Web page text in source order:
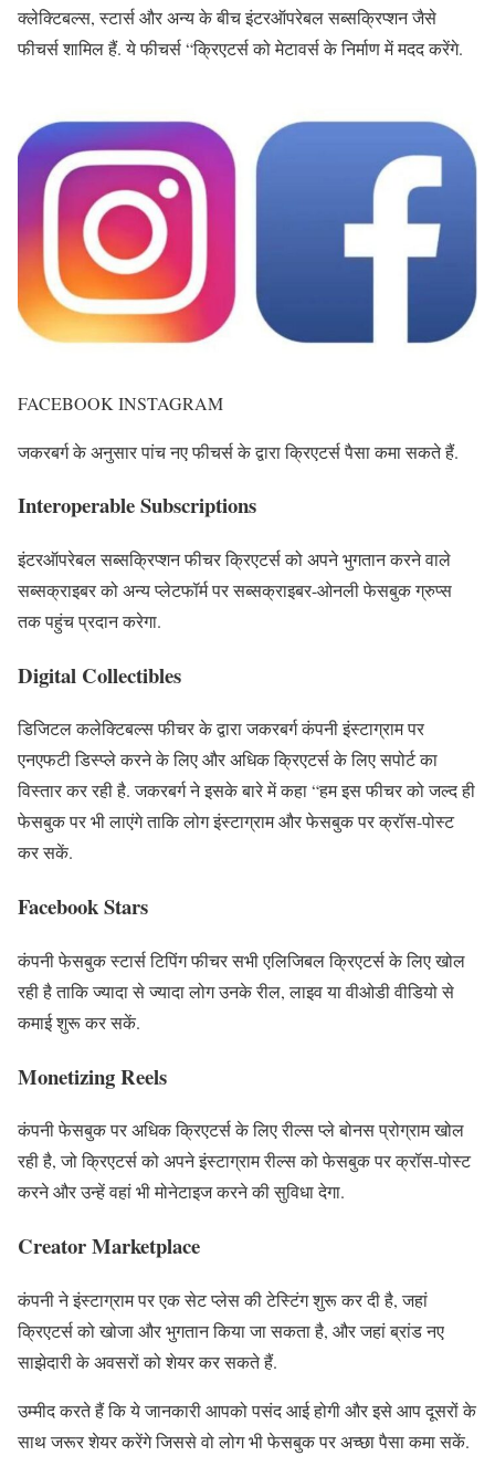
क्लेक्टिबल्स, स्टार्स और अन्य के बीच इंटरऑपरेबल सब्सक्रिप्शन जैसे
फीचर्स शामिल हैं. ये फीचर्स “क्रिएटर्स को मेटावर्स के निर्माण में मदद करेंगे.
FACEBOOK INSTAGRAM
जकरबर्ग के अनुसार पांच नए फीचर्स के द्वारा क्रिएटर्स पैसा कमा सकते हैं.
Interoperable Subscriptions
इंटरऑपरेबल सब्सक्रिप्शन फीचर क्रिएटर्स को अपने भुगतान करने वाले
सब्सक्राइबर को अन्य प्लेटफॉर्म पर सब्सक्राइबर-ओनली फेसबुक ग्रुप्स
तक पहुंच प्रदान करेगा.
Digital Collectibles
डिजिटल कलेक्टिबल्स फीचर के द्वारा जकरबर्ग कंपनी इंस्टाग्राम पर
एनएफटी डिस्प्ले करने के लिए और अधिक क्रिएटर्स के लिए सपोर्ट का
विस्तार कर रही है. जकरबर्ग ने इसके बारे में कहा “हम इस फीचर को जल्द ही
फेसबुक पर भी लाएंगे ताकि लोग इंस्टाग्राम और फेसबुक पर क्रॉस-पोस्ट
कर सकें.
Facebook Stars
कंपनी फेसबुक स्टार्स टिपिंग फीचर सभी एलिजिबल क्रिएटर्स के लिए खोल
रही है ताकि ज्यादा से ज्यादा लोग उनके रील, लाइव या वीओडी वीडियो से
कमाई शुरू कर सकें.
Monetizing Reels
कंपनी फेसबुक पर अधिक क्रिएटर्स के लिए रील्स प्ले बोनस प्रोग्राम खोल
रही है, जो क्रिएटर्स को अपने इंस्टाग्राम रील्स को फेसबुक पर क्रॉस-पोस्ट
करने और उन्हें वहां भी मोनेटाइज करने की सुविधा देगा.
Creator Marketplace
कंपनी ने इंस्टाग्राम पर एक सेट प्लेस की टेस्टिंग शुरू कर दी है, जहां
क्रिएटर्स को खोजा और भुगतान किया जा सकता है, और जहां ब्रांड नए
साझेदारी के अवसरों को शेयर कर सकते हैं.
उम्मीद करते हैं कि ये जानकारी आपको पसंद आई होगी और इसे आप दूसरों के
साथ जरूर शेयर करेंगे जिससे वो लोग भी फेसबुक पर अच्छा पैसा कमा सकें.